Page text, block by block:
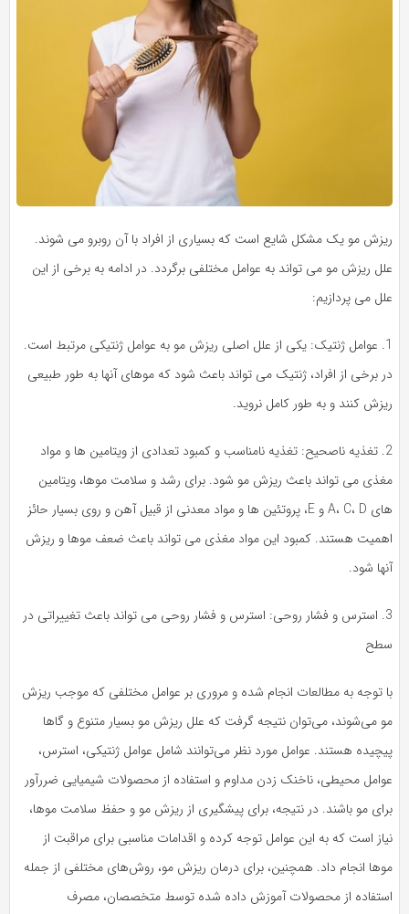
ریزش مو یک مشکل شایع است که بسیاری از افراد با آن روبرو می شوند.
علل ریزش مو می تواند به عوامل مختلفی برگردد. در ادامه به برخی از این
علل می پردازیم:
1. عوامل ژنتیک: یکی از علل اصلی ریزش مو به عوامل ژنتیکی مرتبط است.
در برخی از افراد، ژنتیک می تواند باعث شود که موهای آنها به طور طبیعی
ریزش کنند و به طور کامل نروید.
2. تغذیه ناصحیح: تغذیه نامناسب و کمبود تعدادی از ویتامین ها و مواد
مغذی می تواند باعث ریزش مو شود. برای رشد و سلامت موها، ویتامین
های A، C، D و E، پروتئین ها و مواد معدنی از قبیل آهن و روی بسیار حائز
اهمیت هستند. کمبود این مواد مغذی می تواند باعث ضعف موها و ریزش
آنها شود.
3. استرس و فشار روحی: استرس و فشار روحی می تواند باعث تغییراتی در
سطح
با توجه به مطالعات انجام شده و مروری بر عوامل مختلفی که موجب ریزش
مو می‌شوند، می‌توان نتیجه گرفت که علل ریزش مو بسیار متنوع و گاها
پیچیده هستند. عوامل مورد نظر می‌توانند شامل عوامل ژنتیکی، استرس،
عوامل محیطی، ناخنک زدن مداوم و استفاده از محصولات شیمیایی ضررآور
برای مو باشند. در نتیجه، برای پیشگیری از ریزش مو و حفظ سلامت موها،
نیاز است که به این عوامل توجه کرده و اقدامات مناسبی برای مراقبت از
موها انجام داد. همچنین، برای درمان ریزش مو، روش‌های مختلفی از جمله
استفاده از محصولات آموزش داده شده توسط متخصصان، مصرف